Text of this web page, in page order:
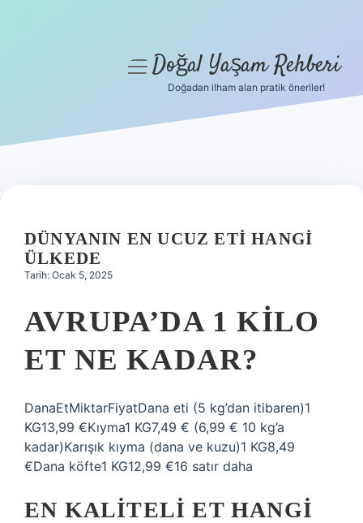
Hakkımızda
menüyüDoğal Yaşam Rehberi
Doğadan ilham alan pratik öneriler!
DÜNYANIN EN UCUZ ETI HANGI
ÜLKEDE
Tarih: Ocak 5, 2025
AVRUPA’DA 1 KILO
ET NE KADAR?
DanaEtMiktarFiyatDana eti (5 kg’dan itibaren)1
KG13,99 €Kıyma1 KG7,49 € (6,99 € 10 kg’a
kadar)Karışık kıyma (dana ve kuzu)1 KG8,49
€Dana köfte1 KG12,99 €16 satır daha
EN KALITELI ET HANGI